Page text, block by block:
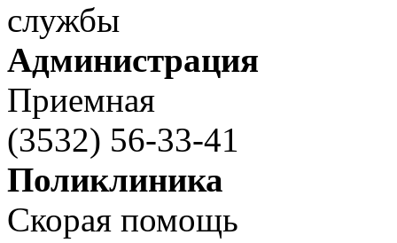
Администрация
Приемная
(3532) 56-33-41
Поликлиника
Скорая помощь